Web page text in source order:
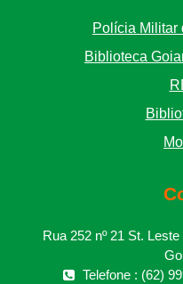
Polícia Militar
Biblioteca
Rua 252 nº 21 St.
Telefone : (62)